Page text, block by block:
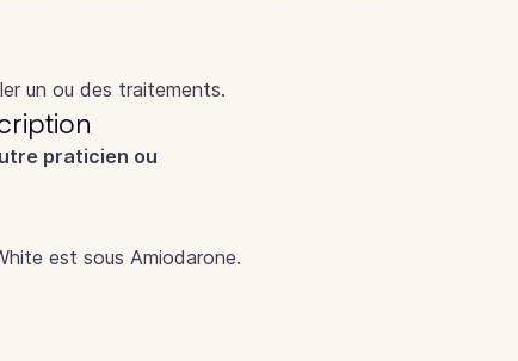
un ou des traitements.
praticien ou
est sous Amiodarone.